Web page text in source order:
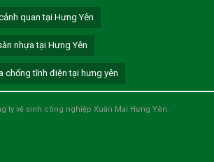
quan tại Hưng Yên
nhựa tại Hưng Yên
chống tĩnh điện tại hưng yên
ty vệ sinh công nghiệp Xuân Mai Hưng Yên.